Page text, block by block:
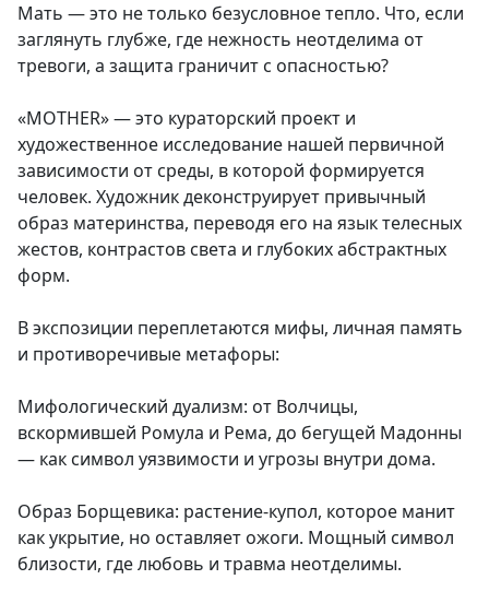
Мать — это не только безусловное тепло. Что, если
заглянуть глубже, где нежность неотделима от
тревоги, а защита граничит с опасностью?
«MOTHER» — это кураторский проект и
художественное исследование нашей первичной
зависимости от среды, в которой формируется
человек. Художник деконструирует привычный
образ материнства, переводя его на язык телесных
жестов, контрастов света и глубоких абстрактных
форм.
В экспозиции переплетаются мифы, личная память
и противоречивые метафоры:
Мифологический дуализм: от Волчицы,
вскормившей Ромула и Рема, до бегущей Мадонны
— как символ уязвимости и угрозы внутри дома.
Образ Борщевика: растение-купол, которое манит
как укрытие, но оставляет ожоги. Мощный символ
близости, где любовь и травма неотделимы.